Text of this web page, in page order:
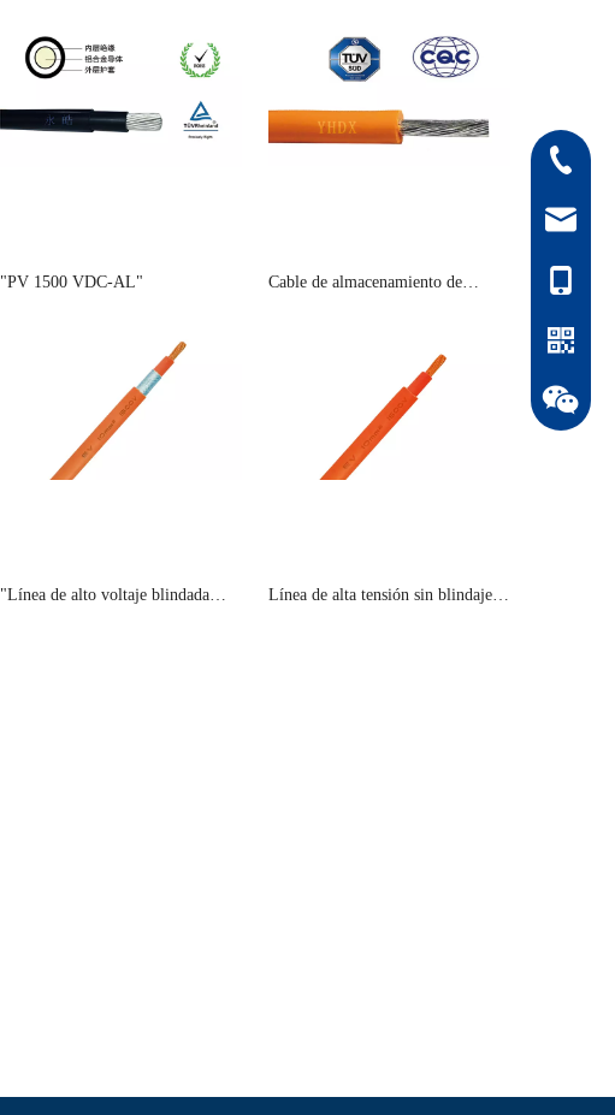
"PV 1500 VDC-AL"
Cable de almacenamiento de
"Línea de alto voltaje blindada
Línea de alta tensión sin blindaje
0512-